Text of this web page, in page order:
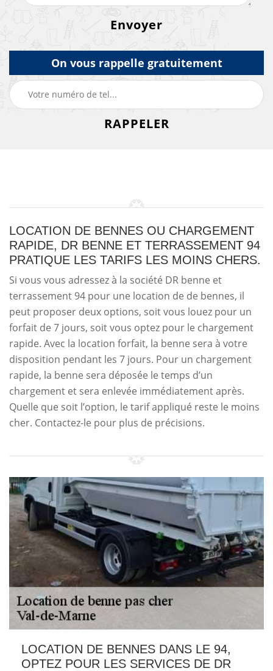
On vous rappelle gratuitement
LOCATION DE BENNES OU CHARGEMENT
RAPIDE, DR BENNE ET TERRASSEMENT 94
PRATIQUE LES TARIFS LES MOINS CHERS.
Si vous vous adressez à la société DR benne et
terrassement 94 pour une location de de bennes, il
peut proposer deux options, soit vous louez pour un
forfait de 7 jours, soit vous optez pour le chargement
rapide. Avec la location forfait, la benne sera à votre
disposition pendant les 7 jours. Pour un chargement
rapide, la benne sera déposée le temps d’un
chargement et sera enlevée immédiatement après.
Quelle que soit l’option, le tarif appliqué reste le moins
cher. Contactez-le pour plus de précisions.
LOCATION DE BENNES DANS LE 94,
OPTEZ POUR LES SERVICES DE DR